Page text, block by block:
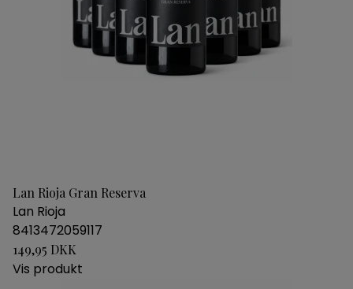
Lan Rioja Gran Reserva
Lan Rioja
8413472059117
149,95 DKK
Vis produkt